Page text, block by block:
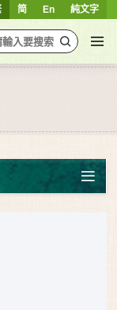
简 En 純文字